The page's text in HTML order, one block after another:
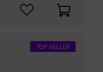
TOP-SELLER